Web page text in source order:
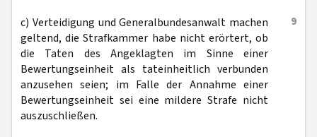
9
c) Verteidigung und Generalbundesanwalt machen
geltend, die Strafkammer habe nicht erörtert, ob
die Taten des Angeklagten im Sinne einer
Bewertungseinheit als tateinheitlich verbunden
anzusehen seien; im Falle der Annahme einer
Bewertungseinheit sei eine mildere Strafe nicht
auszuschließen.